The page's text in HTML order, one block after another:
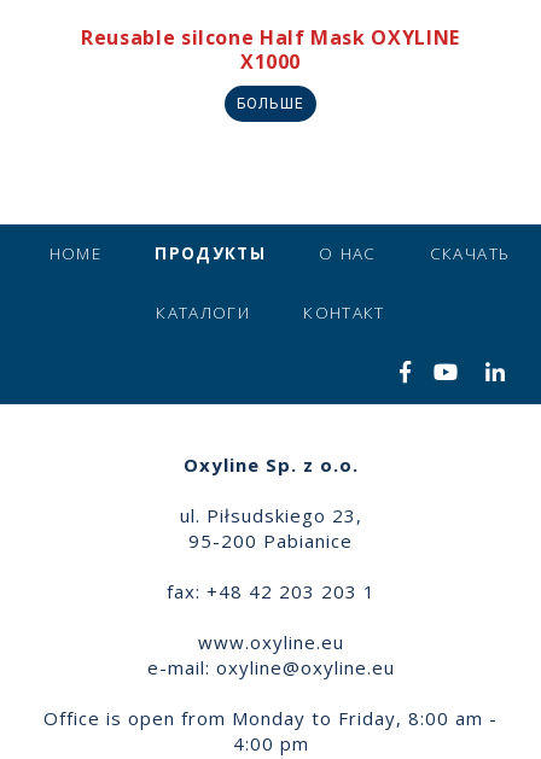
Reusable silcone Half Mask OXYLINE
X1000
БОЛЬШЕ
HOME ПРОДУКТЫ О НАС СКАЧАТЬ
КАТАЛОГИ КОНТАКТ
Oxyline Sp. z o.o.
ul. Piłsudskiego 23,
95-200 Pabianice
fax: +48 42 203 203 1
www.oxyline.eu
e-mail: oxyline@oxyline.eu
Office is open from Monday to Friday, 8:00 am -
4:00 pm